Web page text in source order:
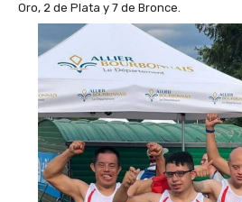
Oro, 2 de Plata y 7 de Bronce.